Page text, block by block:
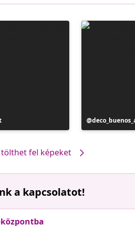
Bejegyzés
közzétevője
tölthet fel képeket
a kapcsolatot!